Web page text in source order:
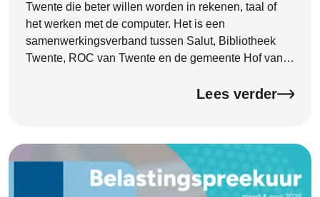
Twente die beter willen worden in rekenen, taal of
het werken met de computer. Het is een
samenwerkingsverband tussen Salut, Bibliotheek
Twente, ROC van Twente en de gemeente Hof van
officieel kwaliteitscertificaat ontvangen van de
onthuld door wethouder Hannie Rohaan. Met dit
certificaat laat het DigiTaalhuis zien dat de kwaliteit
goed op orde is en dat je kunt rekenen op goede
Lees verder